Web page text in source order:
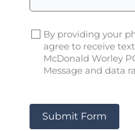
By providing your
agree to receive
McDonald Worley
Message and data
Submit Form